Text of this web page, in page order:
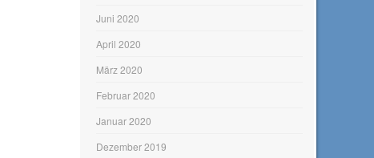
Juni 2020
April 2020
März 2020
Februar 2020
Januar 2020
Dezember 2019